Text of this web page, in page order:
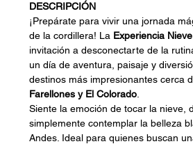
DESCRIPCIÓN
¡Prepárate para vivir una jornada
de la cordillera! La Experiencia
invitación a desconectarte de la
un día de aventura, paisaje y
destinos más impresionantes cerca
Farellones y El Colorado
Siente la emoción de tocar la nieve,
simplemente contemplar la belleza
Andes. Ideal para quienes buscan